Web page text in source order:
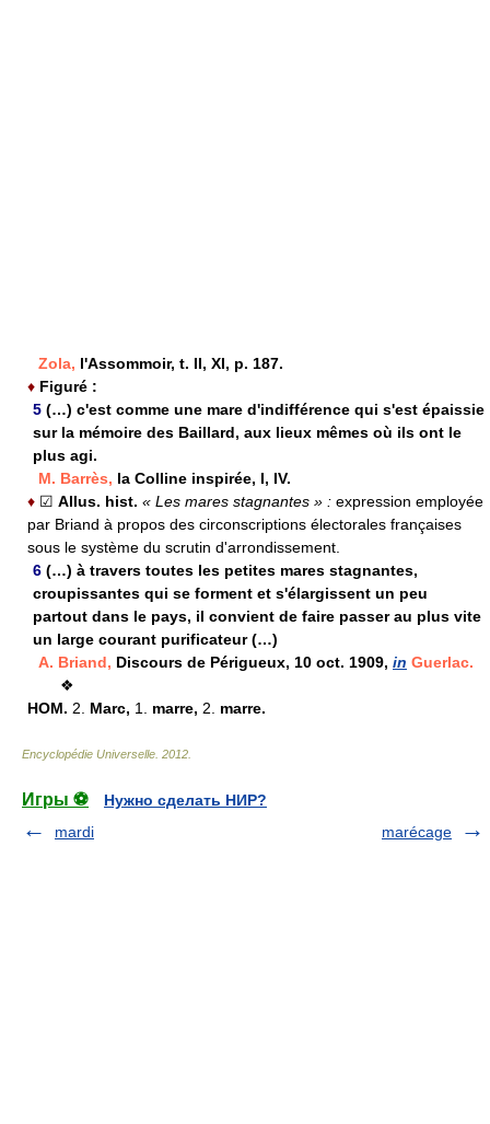
Zola, l'Assommoir, t. II, XI, p. 187.
♦ Figuré :
5 (…) c'est comme une mare d'indifférence qui s'est épaissie
sur la mémoire des Baillard, aux lieux mêmes où ils ont le
plus agi.
M. Barrès, la Colline inspirée, I, IV.
♦ ☑ Allus. hist. « Les mares stagnantes » : expression employée
par Briand à propos des circonscriptions électorales françaises
sous le système du scrutin d'arrondissement.
6 (…) à travers toutes les petites mares stagnantes,
croupissantes qui se forment et s'élargissent un peu
partout dans le pays, il convient de faire passer au plus vite
un large courant purificateur (…)
A. Briand, Discours de Périgueux, 10 oct. 1909, in Guerlac.
❖
HOM. 2. Marc, 1. marre, 2. marre.
Encyclopédie Universelle 2012
Игры ⚽
Нужно сделать НИР?
mardi
marécage